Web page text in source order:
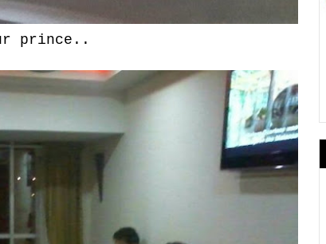
prince..